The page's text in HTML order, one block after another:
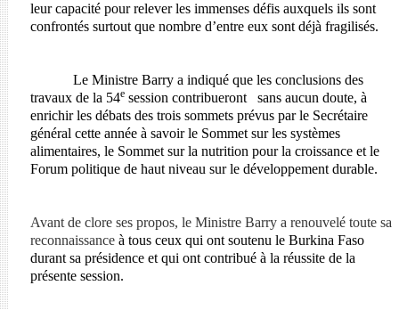
leur capacité pour relever les immenses défis auxquels ils sont
confrontés surtout que nombre d’entre eux sont déjà fragilisés.
Le Ministre Barry a indiqué que les conclusions des
travaux de la 54esession contribueront sans aucun doute, à
enrichir les débats des trois sommets prévus par le Secrétaire
général cette année à savoir le Sommet sur les systèmes
alimentaires, le Sommet sur la nutrition pour la croissance et le
Forum politique de haut niveau sur le développement durable.
Avant de clore ses propos, le Ministre Barry a renouvelé toute sa
reconnaissance à tous ceux qui ont soutenu le Burkina Faso
durant sa présidence et qui ont contribué à la réussite de la
présente session.